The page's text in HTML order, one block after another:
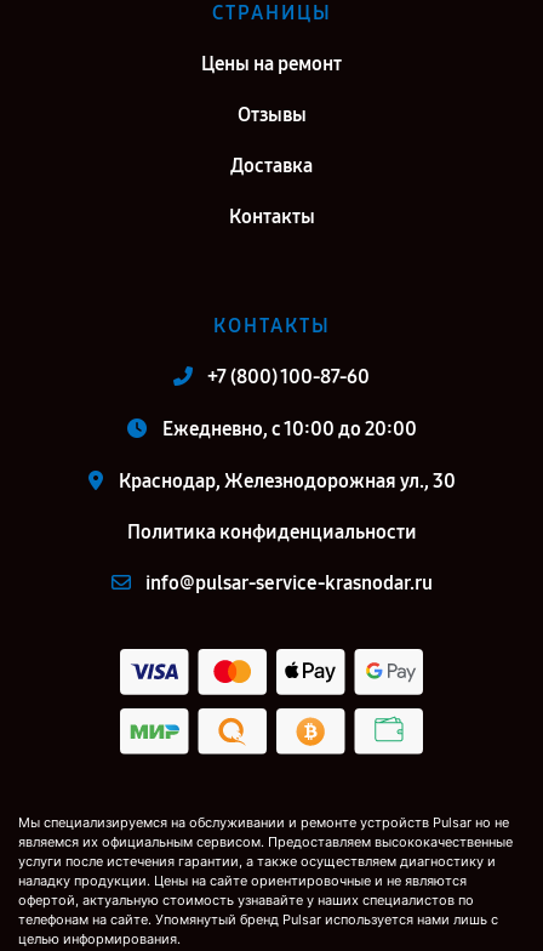
СТРАНИЦЫ
Цены на ремонт
Отзывы
Доставка
Контакты
КОНТАКТЫ
+7 (800) 100-87-60
Ежедневно, с 10:00 до 20:00
Краснодар, Железнодорожная ул., 30
Политика конфиденциальности
info@pulsar-service-krasnodar.ru
Мы специализируемся на обслуживании и ремонте устройств Pulsar но не
являемся их официальным сервисом. Предоставляем высококачественные
услуги после истечения гарантии, а также осуществляем диагностику и
наладку продукции. Цены на сайте ориентировочные и не являются
офертой, актуальную стоимость узнавайте у наших специалистов по
телефонам на сайте. Упомянутый бренд Pulsar используется нами лишь с
целью информирования.